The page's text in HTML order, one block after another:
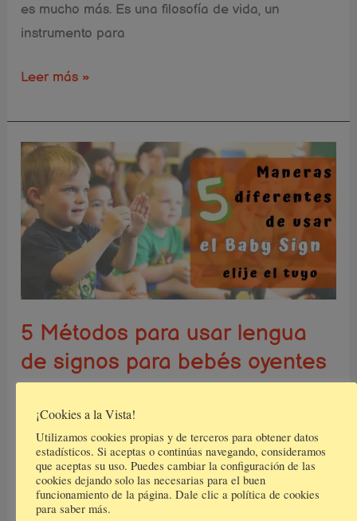
es mucho más. Es una filosofía de vida, un
instrumento para
Leer más »
5 Métodos para usar lengua
de signos para bebés oyentes
Existen varios métodos para usar lengua de signos
para bebés oyentes. Si estabas pensando en
utilizar la lengua de signos con tus hijos, es
importante que tengas en cuenta estas formas de
5
Métodos
para
usar
lengua
signos
para
bebés
oyentes
¡Cookies a la Vista!
Utilizamos cookies propias y de terceros para obtener datos
estadísticos. Si aceptas o continúas navegando, consideramos
que aceptas su uso. Puedes cambiar la configuración de las
cookies dejando solo las necesarias para el buen
funcionamiento de la página. Dale clic a política de cookies
para saber más.